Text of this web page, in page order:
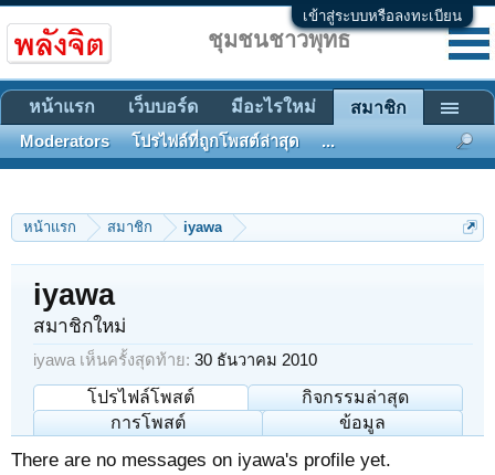
เข้าสู่ระบบหรือลงทะเบียน
หน้าแรก สมาชิก iyawa
iyawa
สมาชิกใหม่
iyawa เห็นครั้งสุดท้าย: 30 ธันวาคม 2010
โปรไฟล์โพสต์
กิจกรรมล่าสุด
การโพสต์
ข้อมูล
There are no messages on iyawa's profile yet.
ชุมชนชาวพุทธ
หน้าแรก เว็บบอร์ด มีอะไรใหม่ สมาชิก
Moderators โปรไฟล์ที่ถูกโพสต์ล่าสุด ...